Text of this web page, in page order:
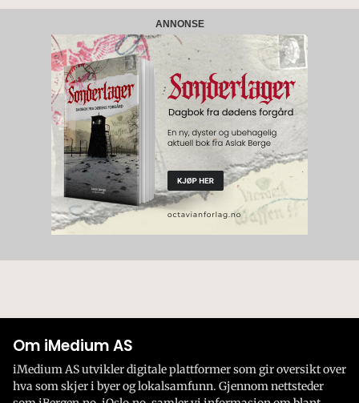
ANNONSE
Om iMedium AS
iMedium AS utvikler digitale plattformer som gir oversikt over
hva som skjer i byer og lokalsamfunn. Gjennom nettsteder